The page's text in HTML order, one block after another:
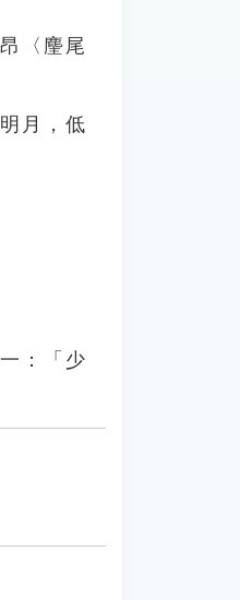
〈麈尾
月，低
：「少